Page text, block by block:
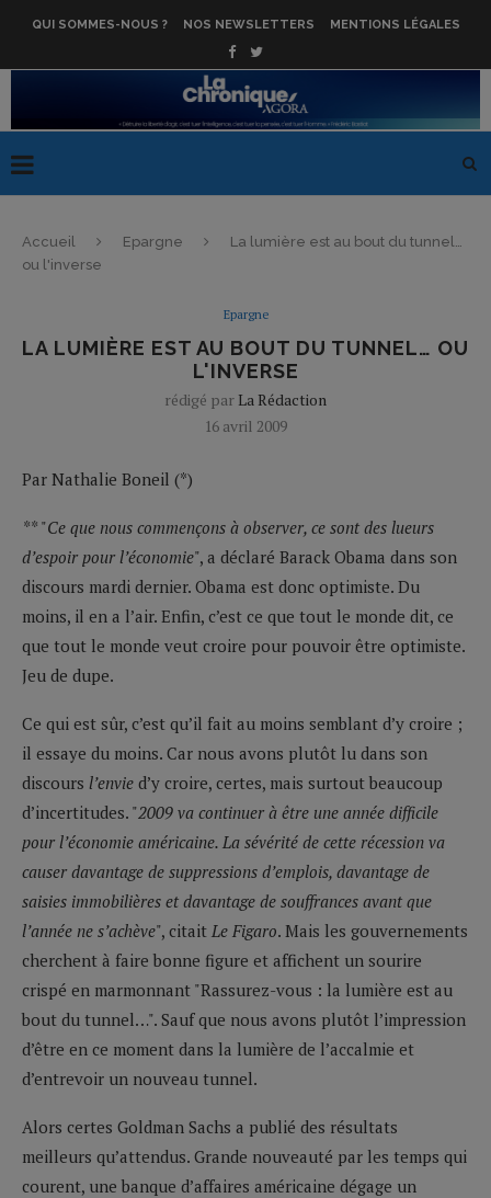
QUI SOMMES-NOUS ? NOS NEWSLETTERS MENTIONS LÉGALES
Accueil Epargne
La lumière est au bout du tunnel…
ou l'inverse
Epargne
LA LUMIÈRE EST AU BOUT DU TUNNEL… OU
L'INVERSE
rédigé par La Rédaction
16 avril 2009
Par Nathalie Boneil (*)
** "Ce que nous commençons à observer, ce sont des lueurs
d’espoir pour l’économie", a déclaré Barack Obama dans son
discours mardi dernier. Obama est donc optimiste. Du
moins, il en a l’air. Enfin, c’est ce que tout le monde dit, ce
que tout le monde veut croire pour pouvoir être optimiste.
Jeu de dupe.
Ce qui est sûr, c’est qu’il fait au moins semblant d’y croire ;
il essaye du moins. Car nous avons plutôt lu dans son
discours l’envie d’y croire, certes, mais surtout beaucoup
d’incertitudes. "2009 va continuer à être une année difficile
pour l’économie américaine. La sévérité de cette récession va
causer davantage de suppressions d’emplois, davantage de
saisies immobilières et davantage de souffrances avant que
l’année ne s’achève", citait Le Figaro. Mais les gouvernements
cherchent à faire bonne figure et affichent un sourire
crispé en marmonnant "Rassurez-vous : la lumière est au
bout du tunnel…". Sauf que nous avons plutôt l’impression
d’être en ce moment dans la lumière de l’accalmie et
d’entrevoir un nouveau tunnel.
Alors certes Goldman Sachs a publié des résultats
meilleurs qu’attendus. Grande nouveauté par les temps qui
courent, une banque d’affaires américaine dégage un